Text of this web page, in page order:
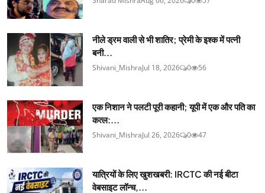
नीले ड्रम वाली से भी शातिर; प्रेमी के इश्‍क में पत्नी
बनी...
Shivani_MishraJul 18, 2026 0 56
एक निशान ने पलटी पूरी कहानी; यूपी में एक और पति का
कत्ल:...
Shivani_MishraJul 26, 2026 0 47
यात्रियों के लिए खुशखबरी: IRCTC की नई बीटा
वेबसाइट लॉन्च,...